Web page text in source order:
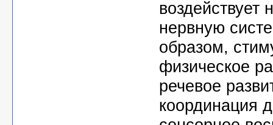
воздействует
нервную
образом,
физическое
речевое
координация